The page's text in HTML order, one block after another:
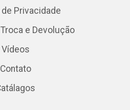
Privacidade
e Devolução
Vídeos
Contato